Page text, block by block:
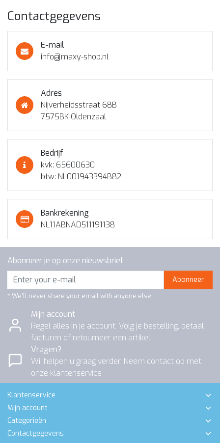
Contactgegevens
E-mail
info@maxy-shop.nl
Adres
Nijverheidsstraat 68B
7575BK Oldenzaal
Bedrijf
kvk: 65600630
btw: NL001943394B82
Bankrekening
NL11ABNA0511191138
Abonneer je op onze nieuwsbrief
Abonneer
* We'll never share your email with anyone else.
Mijn account
Regel alles in je account. Volg je bestelling, betaal
facturen of retourneer een artikel.
Vragen?
Wij helpen u graag verder. Neem contact op met
onze klantenservice
Klantenservice
Mijn account
Categorieën
Contactgegevens